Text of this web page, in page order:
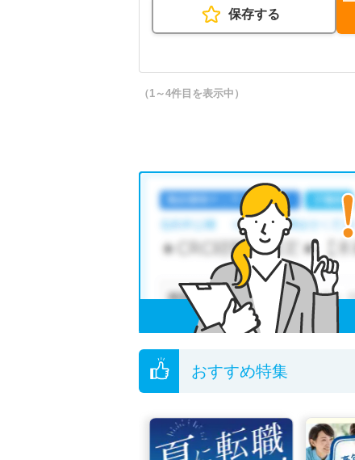
保存する
（1～4件目を表示中）
おすすめ特集